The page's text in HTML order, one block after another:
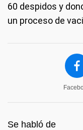
60 despidos y
un proceso de
Se habló de